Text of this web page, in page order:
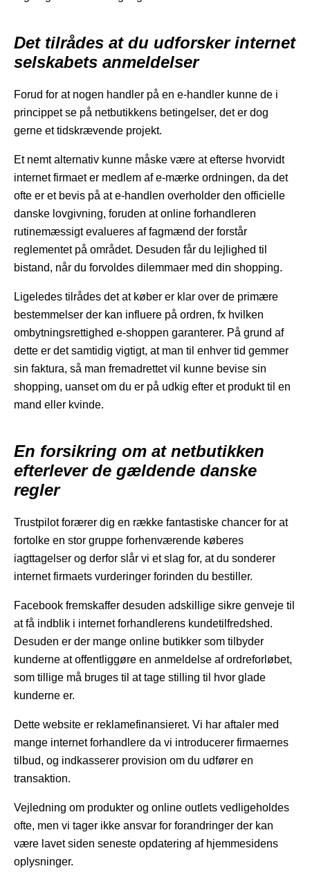
Det tilrådes at du udforsker internet
selskabets anmeldelser
Forud for at nogen handler på en e-handler kunne de i
princippet se på netbutikkens betingelser, det er dog
gerne et tidskrævende projekt.
Et nemt alternativ kunne måske være at efterse hvorvidt
internet firmaet er medlem af e-mærke ordningen, da det
ofte er et bevis på at e-handlen overholder den officielle
danske lovgivning, foruden at online forhandleren
rutinemæssigt evalueres af fagmænd der forstår
reglementet på området. Desuden får du lejlighed til
bistand, når du forvoldes dilemmaer med din shopping.
Ligeledes tilrådes det at køber er klar over de primære
bestemmelser der kan influere på ordren, fx hvilken
ombytningsrettighed e-shoppen garanterer. På grund af
dette er det samtidig vigtigt, at man til enhver tid gemmer
sin faktura, så man fremadrettet vil kunne bevise sin
shopping, uanset om du er på udkig efter et produkt til en
mand eller kvinde.
En forsikring om at netbutikken
efterlever de gældende danske
regler
Trustpilot forærer dig en række fantastiske chancer for at
fortolke en stor gruppe forhenværende køberes
iagttagelser og derfor slår vi et slag for, at du sonderer
internet firmaets vurderinger forinden du bestiller.
Facebook fremskaffer desuden adskillige sikre genveje til
at få indblik i internet forhandlerens kundetilfredshed.
Desuden er der mange online butikker som tilbyder
kunderne at offentliggøre en anmeldelse af ordreforløbet,
som tillige må bruges til at tage stilling til hvor glade
kunderne er.
Dette website er reklamefinansieret. Vi har aftaler med
mange internet forhandlere da vi introducerer firmaernes
tilbud, og indkasserer provision om du udfører en
transaktion.
Vejledning om produkter og online outlets vedligeholdes
ofte, men vi tager ikke ansvar for forandringer der kan
være lavet siden seneste opdatering af hjemmesidens
oplysninger.